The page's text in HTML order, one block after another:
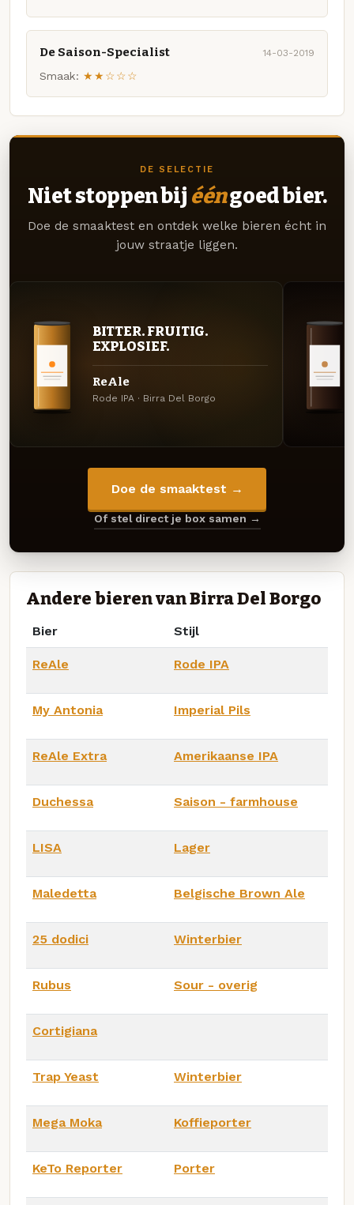
De Saison-Specialist 14-03-2019
Smaak: ★★☆☆☆
DE SELECTIE
Niet stoppen bij ééngoed bier.
Doe de smaaktest en ontdek welke bieren écht in
jouw straatje liggen.
BITTER. FRUITIG.
EXPLOSIEF.
ReAle
Rode IPA · Birra Del Borgo
Doe de smaaktest →
Of stel direct je box samen →
Andere bieren van Birra Del Borgo
Bier Stijl
ReAle Rode IPA
My Antonia Imperial Pils
ReAle Extra Amerikaanse IPA
Duchessa Saison - farmhouse
LISA Lager
Maledetta Belgische Brown Ale
25 dodici Winterbier
Rubus Sour - overig
Cortigiana
Trap Yeast Winterbier
Mega Moka Koffieporter
KeTo Reporter Porter